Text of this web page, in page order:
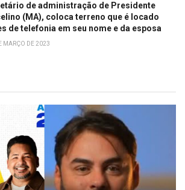
de administração de Presidente
(MA), coloca terreno que é locado
de telefonia em seu nome e da esposa
MARÇO DE 2023